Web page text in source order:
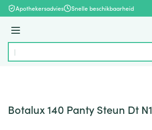
Ga naar de inhoud
Apothekersadvies Snelle beschikbaarheid
Menu
Product, merk, categorie...
Botalux 140 Panty Steun Dt N1